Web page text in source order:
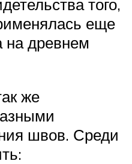
того,
еще
на древнем
же
швов. Среди